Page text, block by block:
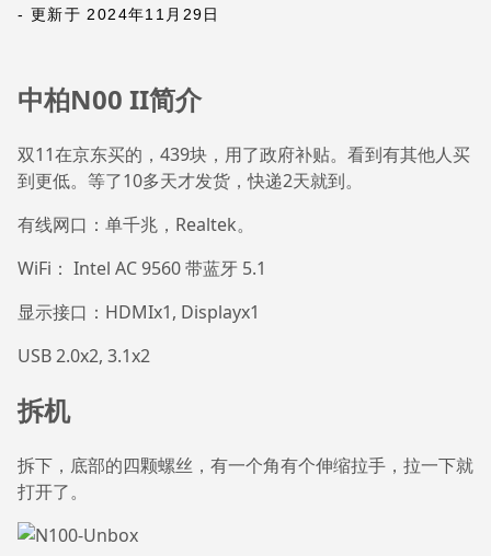
- 更新于 2024年11月29日
中柏N00 II简介
双11在京东买的，439块，用了政府补贴。看到有其他人买
到更低。等了10多天才发货，快递2天就到。
有线网口：单千兆，Realtek。
WiFi： Intel AC 9560 带蓝牙 5.1
显示接口：HDMIx1, Displayx1
USB 2.0x2, 3.1x2
拆机
拆下，底部的四颗螺丝，有一个角有个伸缩拉手，拉一下就
打开了。